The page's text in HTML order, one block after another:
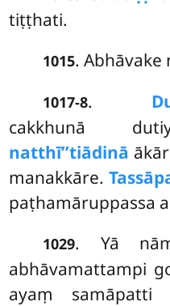
tiṭṭhati.
1015.
1017-8.
cakkhunā
natthī’’tiādinā
manakkāre.
paṭhamāruppassa
1029. Yā
abhāvamattampi
ayaṃ samāpatti